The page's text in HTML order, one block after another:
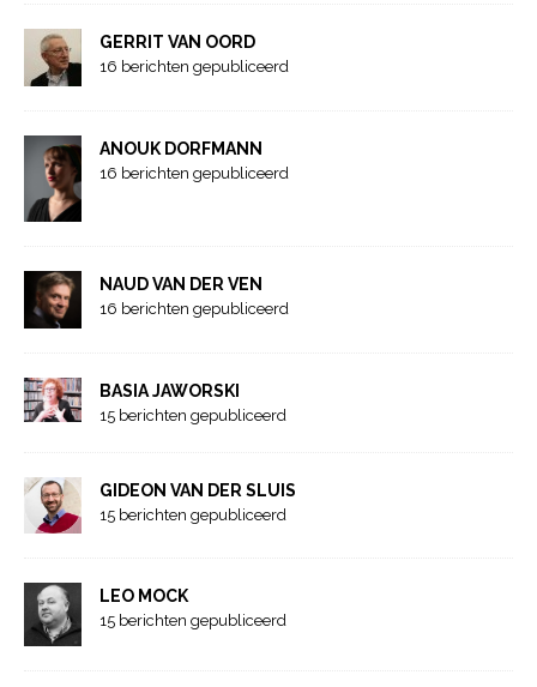
GERRIT VAN OORD
16 berichten gepubliceerd
ANOUK DORFMANN
16 berichten gepubliceerd
NAUD VAN DER VEN
16 berichten gepubliceerd
BASIA JAWORSKI
15 berichten gepubliceerd
GIDEON VAN DER SLUIS
15 berichten gepubliceerd
LEO MOCK
15 berichten gepubliceerd